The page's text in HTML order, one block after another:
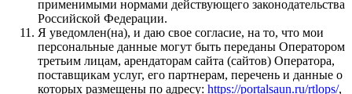
применимыми нормами действующего законодательства
Российской Федерации.
Я уведомлен(на), и даю свое согласие, на то, что мои
персональные данные могут быть переданы Оператором
третьим лицам, арендаторам сайта (сайтов) Оператора,
поставщикам услуг, его партнерам, перечень и данные о
которых размещены по адресу: https://portalsaun.ru/rtlops/,